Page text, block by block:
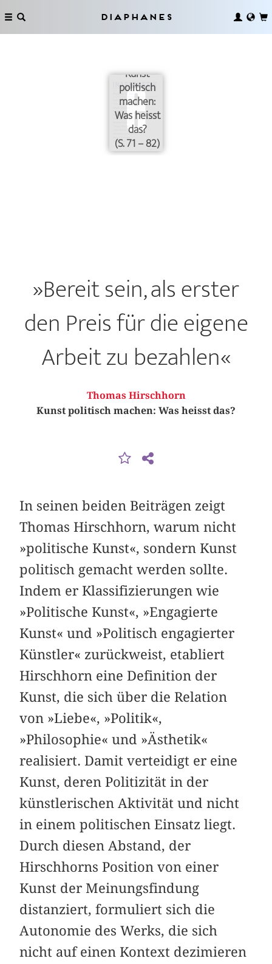
Diaphanes
Kunst
politisch
machen:
Was heisst
das?
(S. 71 – 82)
»Bereit sein, als erster
den Preis für die eigene
Arbeit zu bezahlen«
Thomas Hirschhorn
Kunst politisch machen: Was heisst das?
In seinen beiden Beiträgen zeigt
Thomas Hirschhorn, warum nicht
»politische Kunst«, sondern Kunst
politisch gemacht werden sollte.
Indem er Klassifizierungen wie
»Politische Kunst«, »Engagierte
Kunst« und »Politisch engagierter
Künstler« zurückweist, etabliert
Hirschhorn eine Definition der
Kunst, die sich über die Relation
von »Liebe«, »Politik«,
»Philosophie« und »Ästhetik«
realisiert. Damit verteidigt er eine
Kunst, deren Politizität in der
künstlerischen Aktivität und nicht
in einem politischen Einsatz liegt.
Durch diesen Abstand, der
Hirschhorns Position von einer
Kunst der Meinungsfindung
distanziert, formuliert sich die
Autonomie des Werks, die sich
nicht auf einen Kontext dezimieren